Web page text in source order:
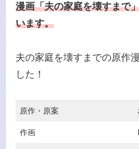
漫画「夫の家庭を壊すまで
います。
夫の家庭を壊すまでの原作
した！
原作・原案
作画